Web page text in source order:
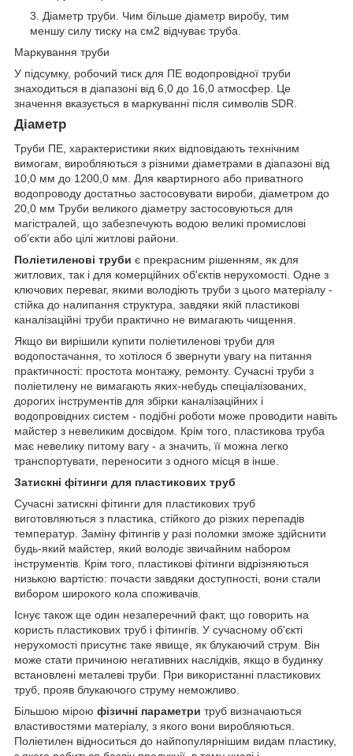
Діаметр труби. Чим більше діаметр виробу, тим
меншу силу тиску на см2 відчуває труба.
Маркування труби
У підсумку, робочий тиск для ПЕ водопровідної труби
знаходиться в діапазоні від 6,0 до 16,0 атмосфер. Це
значення вказується в маркуванні після символів SDR.
Діаметр
Труби ПЕ, характеристики яких відповідають технічним
вимогам, виробляються з різними діаметрами в діапазоні від
10,0 мм до 1200,0 мм. Для квартирного або приватного
водопроводу достатньо застосовувати вироби, діаметром до
20,0 мм Труби великого діаметру застосовуються для
магістралей, що забезпечують водою великі промислові
об'єкти або цілі житлові райони.
Поліетиленові труби є прекрасним рішенням, як для
житлових, так і для комерційних об'єктів нерухомості. Одне з
ключових переваг, якими володіють труби з цього матеріалу -
стійка до налипання структура, завдяки якій пластикові
каналізаційні труби практично не вимагають чищення.
Якщо ви вирішили купити поліетиленові труби для
водопостачання, то хотілося б звернути увагу на питання
практичності: простота монтажу, ремонту. Сучасні труби з
поліетилену не вимагають яких-небудь спеціалізованих,
дорогих інструментів для збірки каналізаційних і
водопровідних систем - подібні роботи може проводити навіть
майстер з невеликим досвідом. Крім того, пластикова труба
має невелику питому вагу - а значить, її можна легко
транспортувати, переносити з одного місця в інше.
Затискні фітинги для пластикових труб
Сучасні затискні фітинги для пластикових труб
виготовляються з пластика, стійкого до різких перепадів
температур. Заміну фітингів у разі поломки зможе здійснити
будь-який майстер, який володіє звичайним набором
інструментів. Крім того, пластикові фітинги відрізняються
низькою вартістю: почасти завдяки доступності, вони стали
вибором широкого кола споживачів.
Існує також ще один незаперечний факт, що говорить на
користь пластикових труб і фітингів. У сучасному об'єкті
нерухомості присутнє таке явище, як блукаючий струм. Він
може стати причиною негативних наслідків, якщо в будинку
встановлені металеві труби. При використанні пластикових
труб, прояв блукаючого струму неможливо.
Більшою мірою фізичні параметри труб визначаються
властивостями матеріалу, з якого вони виробляються.
Поліетилен відноситься до найпопулярнішим видам пластику,